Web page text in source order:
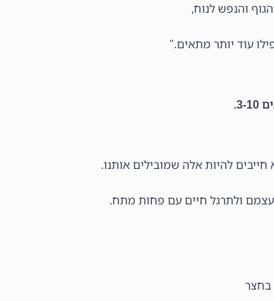
והנפש לנוח,
עוד יותר מתאים."
להיות אלה שמובילים אותנו.
עצמם ולתרגל חיים עם פחות מתח.
בחצר